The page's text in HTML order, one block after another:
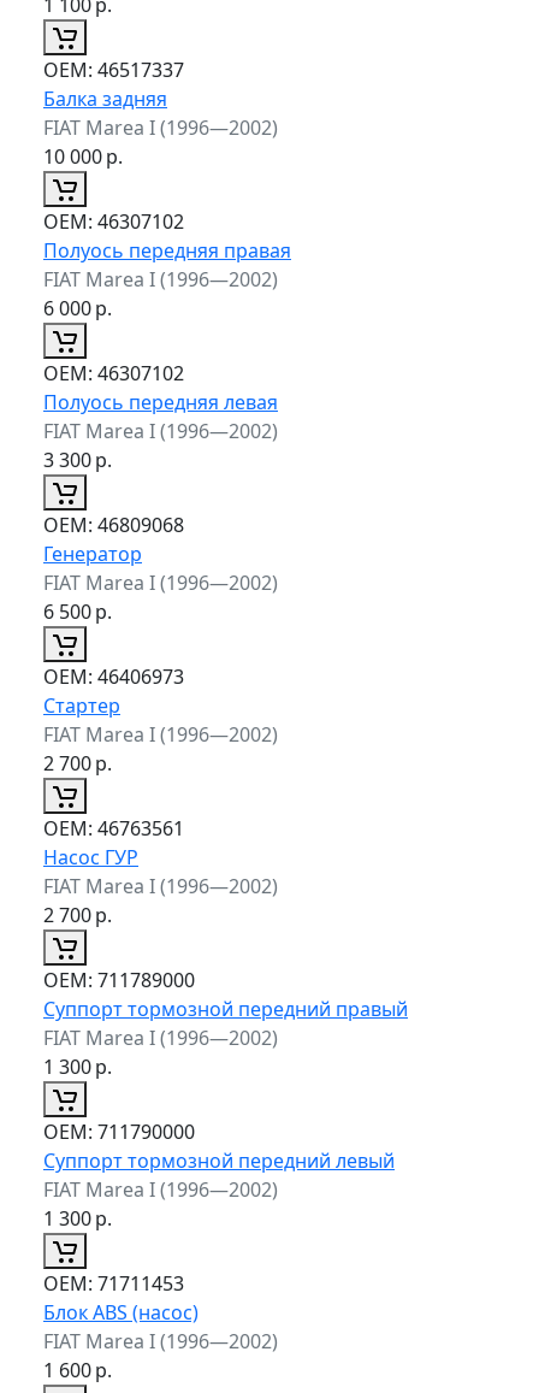
ОЕМ: 46517337
Балка задняя
FIAT Marea I (1996—2002)
10 000р.
ОЕМ: 46307102
Полуось передняя правая
FIAT Marea I (1996—2002)
6 000р.
ОЕМ: 46307102
Полуось передняя левая
FIAT Marea I (1996—2002)
3 300р.
ОЕМ: 46809068
Генератор
FIAT Marea I (1996—2002)
6 500р.
ОЕМ: 46406973
Стартер
FIAT Marea I (1996—2002)
2 700р.
ОЕМ: 46763561
Насос ГУР
FIAT Marea I (1996—2002)
2 700р.
ОЕМ: 711789000
Суппорт тормозной передний правый
FIAT Marea I (1996—2002)
1 300р.
ОЕМ: 711790000
Суппорт тормозной передний левый
FIAT Marea I (1996—2002)
1 300р.
ОЕМ: 71711453
Блок ABS (насос)
FIAT Marea I (1996—2002)
1 600р.